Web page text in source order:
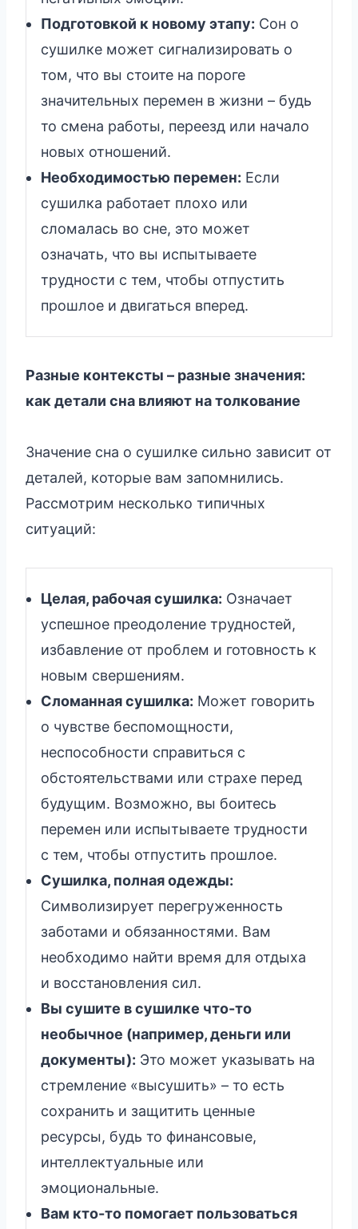
Подготовкой к новому этапу: Сон о
сушилке может сигнализировать о
том, что вы стоите на пороге
значительных перемен в жизни – будь
то смена работы, переезд или начало
новых отношений.
Необходимостью перемен: Если
сушилка работает плохо или
сломалась во сне, это может
означать, что вы испытываете
трудности с тем, чтобы отпустить
прошлое и двигаться вперед.
Разные контексты – разные значения:
как детали сна влияют на толкование
Значение сна о сушилке сильно зависит от
деталей, которые вам запомнились.
Рассмотрим несколько типичных
ситуаций:
Целая, рабочая сушилка: Означает
успешное преодоление трудностей,
избавление от проблем и готовность к
новым свершениям.
Сломанная сушилка: Может говорить
о чувстве беспомощности,
неспособности справиться с
обстоятельствами или страхе перед
будущим. Возможно, вы боитесь
перемен или испытываете трудности
с тем, чтобы отпустить прошлое.
Сушилка, полная одежды:
Символизирует перегруженность
заботами и обязанностями. Вам
необходимо найти время для отдыха
и восстановления сил.
Вы сушите в сушилке что-то
необычное (например, деньги или
документы): Это может указывать на
стремление «высушить» – то есть
сохранить и защитить ценные
ресурсы, будь то финансовые,
интеллектуальные или
эмоциональные.
Вам кто-то помогает пользоваться